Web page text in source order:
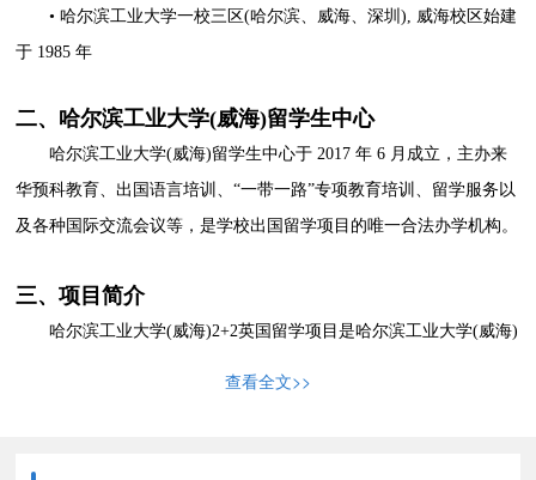
• 哈尔滨工业大学一校三区(哈尔滨、威海、深圳), 威海校区始建
于 1985 年
二、哈尔滨工业大学(威海)留学生中心
哈尔滨工业大学(威海)留学生中心于 2017 年 6 月成立，主办来
华预科教育、出国语言培训、“一带一路”专项教育培训、留学服务以
及各种国际交流会议等，是学校出国留学项目的唯一合法办学机构。
三、项目简介
哈尔滨工业大学(威海)2+2英国留学项目是哈尔滨工业大学(威海)
查看全文>>